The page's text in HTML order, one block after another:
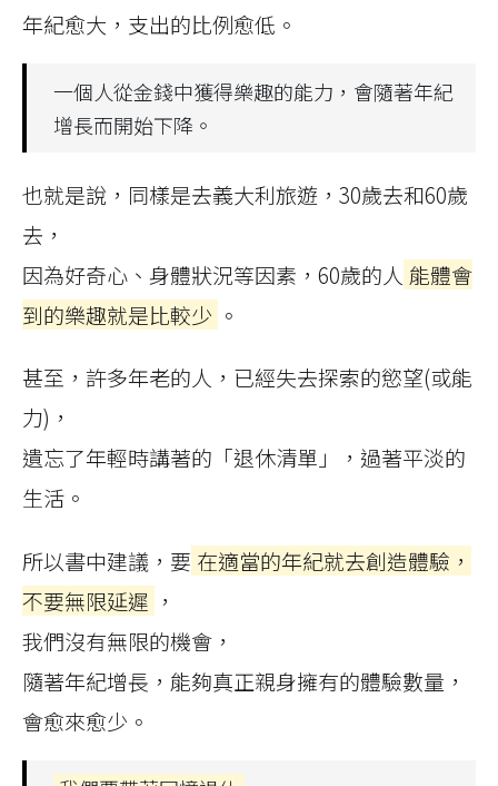
年紀愈大，支出的比例愈低。
一個人從金錢中獲得樂趣的能力，會隨著年紀
增長而開始下降。
也就是說，同樣是去義大利旅遊，30歲去和60歲
去，
因為好奇心、身體狀況等因素，60歲的人 能體會
到的樂趣就是比較少 。
甚至，許多年老的人，已經失去探索的慾望(或能
力)，
遺忘了年輕時講著的「退休清單」，過著平淡的
生活。
所以書中建議，要 在適當的年紀就去創造體驗，
不要無限延遲 ，
我們沒有無限的機會，
隨著年紀增長，能夠真正親身擁有的體驗數量，
會愈來愈少。